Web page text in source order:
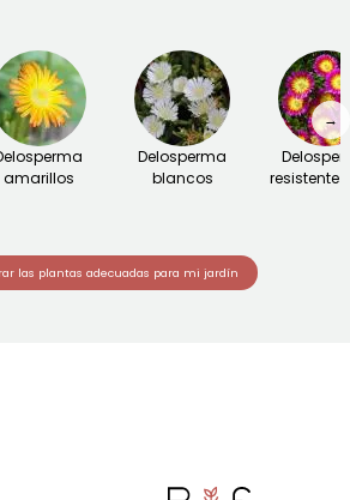
amarillos
Delosperma
blancos
resistente
→
las plantas adecuadas para mi jardín